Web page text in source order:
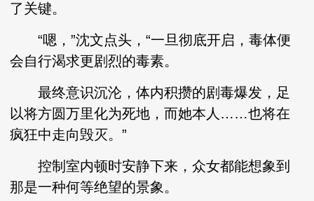
了关键。
“嗯，”沈文点头，“一旦彻底开启，毒体便
会自行渴求更剧烈的毒素。
最终意识沉沦，体内积攒的剧毒爆发，足
以将方圆万里化为死地，而她本人……也将在
疯狂中走向毁灭。”
控制室内顿时安静下来，众女都能想象到
那是一种何等绝望的景象。